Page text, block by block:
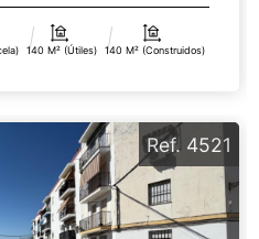
140 M² (útiles) 140 M² (construidos)
Ref. 4521